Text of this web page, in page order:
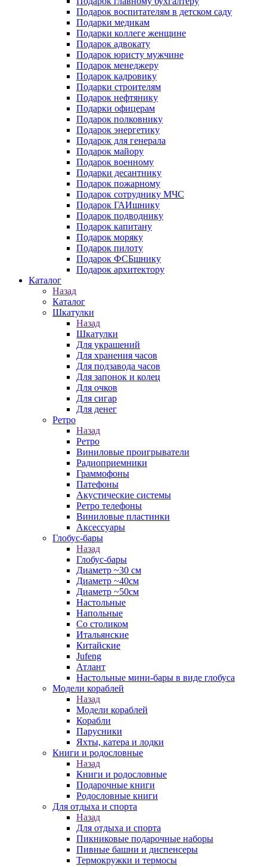
Подарок воспитателям в детском саду
Подарки медикам
Подарки коллеге женщине
Подарок адвокату
Подарок юристу мужчине
Подарок менеджеру
Подарок кадровику
Подарки строителям
Подарок нефтянику
Подарки офицерам
Подарок полковнику
Подарок энергетику
Подарок для генерала
Подарок майору
Подарок военному
Подарки десантнику
Подарок пожарному
Подарок сотруднику МЧС
Подарок ГАИшнику
Подарок подводнику
Подарок капитану
Подарок моряку
Подарок пилоту
Подарок ФСБшнику
Подарок архитектору
Каталог
Назад
Каталог
Шкатулки
Назад
Шкатулки
Для украшений
Для хранения часов
Для подзавода часов
Для запонок и колец
Для очков
Для сигар
Для денег
Ретро
Назад
Ретро
Виниловые проигрыватели
Радиоприемники
Граммофоны
Патефоны
Акустические системы
Ретро телефоны
Виниловые пластинки
Аксессуары
Глобус-бары
Назад
Глобус-бары
Диаметр ~30 см
Диаметр ~40см
Диаметр ~50см
Настольные
Напольные
Со столиком
Итальянские
Китайские
Jufeng
Атлант
Настольные мини-бары в виде глобуса
Модели кораблей
Назад
Модели кораблей
Корабли
Парусники
Яхты, катера и лодки
Книги и родословные
Назад
Книги и родословные
Подарочные книги
Родословные книги
Для отдыха и спорта
Назад
Для отдыха и спорта
Пикниковые подарочные наборы
Пивные башни и диспенсеры
Термокружки и термосы